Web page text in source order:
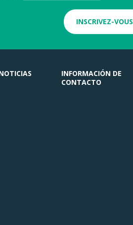
INSCRIVEZ-VOUS
INFORMACIÓN DE
CONTACTO